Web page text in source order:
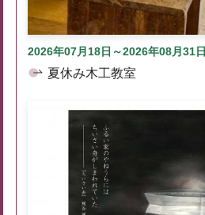
2026年07月18日～2026年08月31日
夏休み木工教室